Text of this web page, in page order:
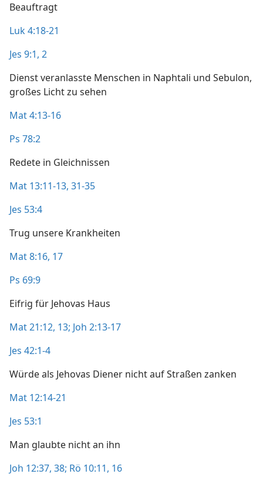
Beauftragt
Luk 4:18-21
Jes 9:1, 2
Dienst veranlasste Menschen in Naphtali und Sebulon,
großes Licht zu sehen
Mat 4:13-16
Ps 78:2
Redete in Gleichnissen
Mat 13:11-13, 31-35
Jes 53:4
Trug unsere Krankheiten
Mat 8:16, 17
Ps 69:9
Eifrig für Jehovas Haus
Mat 21:12, 13; Joh 2:13-17
Jes 42:1-4
Würde als Jehovas Diener nicht auf Straßen zanken
Mat 12:14-21
Jes 53:1
Man glaubte nicht an ihn
Joh 12:37, 38; Rö 10:11, 16